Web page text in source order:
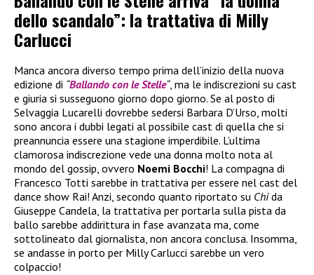
dello scandalo”: la trattativa di Milly
Carlucci
Manca ancora diverso tempo prima dell’inizio della nuova
edizione di “Ballando con le Stelle“, ma le indiscrezioni su cast
e giuria si susseguono giorno dopo giorno. Se al posto di
Selvaggia Lucarelli dovrebbe sedersi Barbara D’Urso, molti
sono ancora i dubbi legati al possibile cast di quella che si
preannuncia essere una stagione imperdibile. L’ultima
clamorosa indiscrezione vede una donna molto nota al
mondo del gossip, ovvero Noemi Bocchi! La compagna di
Francesco Totti sarebbe in trattativa per essere nel cast del
dance show Rai! Anzi, secondo quanto riportato su Chida
Giuseppe Candela, la trattativa per portarla sulla pista da
ballo sarebbe addirittura in fase avanzata ma, come
sottolineato dal giornalista, non ancora conclusa. Insomma,
se andasse in porto per Milly Carlucci sarebbe un vero
colpaccio!